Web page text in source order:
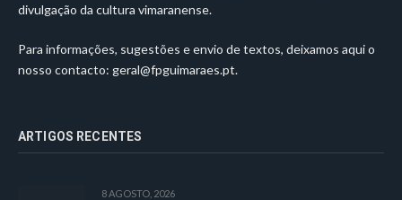
divulgação da cultura vimaranense.
Para informações, sugestões e envio de textos, deixamos aqui o
nosso contacto: geral@fpguimaraes.pt.
ARTIGOS RECENTES
8 AGOSTO, 2026